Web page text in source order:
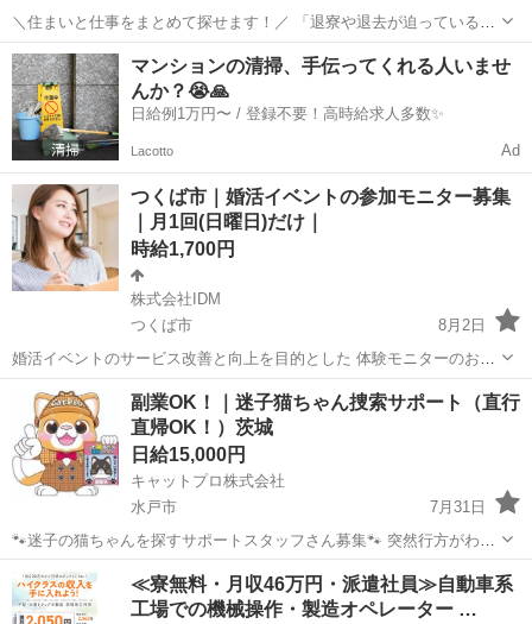
＼住まいと仕事をまとめて探せます！／ 「退寮や退去が迫っている」
「所持金が少なく、生活が不安」 「寮付きの仕事をすぐに始めたい」
「新しい土地で生活を立て直したい」 このようなお悩みを抱えている
方は、一人...
茨城 水戸市 ゴールデンウィーク
マンションの清掃、手伝ってくれる人いませ
んか？😭🙏
日給例1万円〜 / 登録不要！高時給求人多数✨
Lacotto Ad
つくば市｜婚活イベントの参加モニター募集
｜月1回(日曜日)だけ｜
時給1,700円
株式会社IDM
つくば市
8月2日
婚活イベントのサービス改善と向上を目的とした 体験モニターのお仕
事です。 実際にイベントへご参加いただき、 イベント終了後に簡単な
アンケートへご回答いただきます。 主に公共施設で日中に開催される
健全なイベントです...
茨城 つくば市 アンケート
副業OK！｜迷子猫ちゃん捜索サポート（直行
直帰OK！）茨城
日給15,000円
キャットプロ株式会社
水戸市
7月31日
🐾迷子の猫ちゃんを探すサポートスタッフさん募集🐾 突然行方がわか
らなくなってしまった猫ちゃんが、 再び飼い主さんのもとへ帰れるよ
うお手伝いするお仕事です🐱 猫ちゃんが見つかり、 飼い主さんから
「本当にありがと...
茨城 水戸市 その他 スタッフ
≪寮無料・月収46万円・派遣社員≫自動車系
工場での機械操作・製造オペレーター …